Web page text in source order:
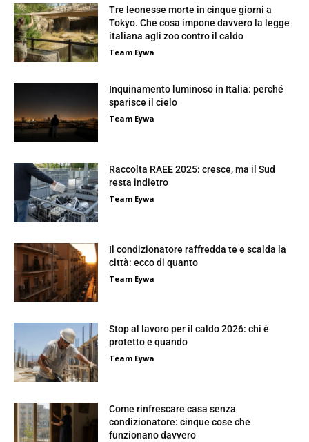
Tre leonesse morte in cinque giorni a
Tokyo. Che cosa impone davvero la legge
italiana agli zoo contro il caldo
Team Eywa
Inquinamento luminoso in Italia: perché
sparisce il cielo
Team Eywa
Raccolta RAEE 2025: cresce, ma il Sud
resta indietro
Team Eywa
Il condizionatore raffredda te e scalda la
città: ecco di quanto
Team Eywa
Stop al lavoro per il caldo 2026: chi è
protetto e quando
Team Eywa
Come rinfrescare casa senza
condizionatore: cinque cose che
funzionano davvero